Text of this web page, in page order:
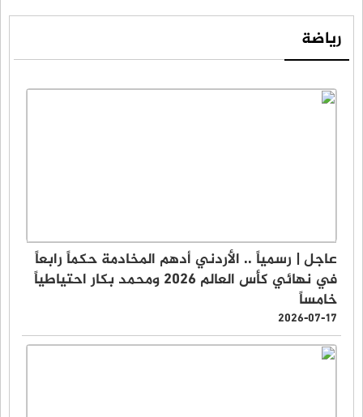
رياضة
عاجل | رسمياً .. الأردني أدهم المخادمة حكماً رابعاً
في نهائي كأس العالم 2026 ومحمد بكار احتياطياً
خامساً
2026-07-17